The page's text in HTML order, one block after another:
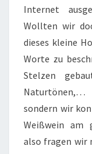
Internet
Wollten wir
dieses kleine
Worte zu
Stelzen
Naturtönen,…
sondern wir
Weißwein am
also fragen wir